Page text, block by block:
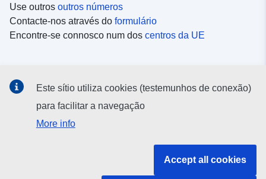
Use outros outros números
Contacte-nos através do formulário
Encontre-se connosco num dos centros da UE
Procure as contas da UE nasredes sociais
Instituições e organismos da UE
Este sítio utiliza cookies (testemunhos de conexão)
para facilitar a navegação
More info
Accept all cookies